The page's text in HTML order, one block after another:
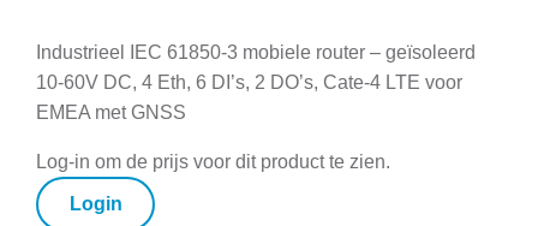
Industrieel IEC 61850-3 mobiele router – geïsoleerd
10-60V DC, 4 Eth, 6 DI’s, 2 DO’s, Cate-4 LTE voor
EMEA met GNSS
Log-in om de prijs voor dit product te zien.
Login